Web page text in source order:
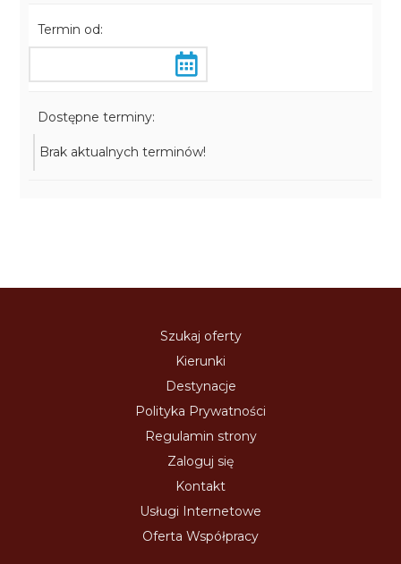
Termin od:
Dostępne terminy:
Brak aktualnych terminów!
Szukaj oferty
Kierunki
Destynacje
Polityka Prywatności
Regulamin strony
Zaloguj się
Kontakt
Usługi Internetowe
Oferta Współpracy